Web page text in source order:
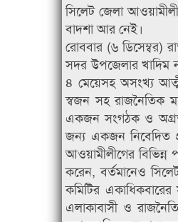
সিলেট জেলা
বাদশা আর নেই।
রোববার (৬ ডিসেম্বর)
সদর উপজেলার খাদিম
৪ মেয়েসহ অসংখ্য
স্বজন সহ রাজনৈতিক
একজন সংগঠক ও
জন্য একজন নিবেদিত
আওয়ামীলীগের
করেন, বর্তমানেও
কমিটির
এলাকাবাসী ও